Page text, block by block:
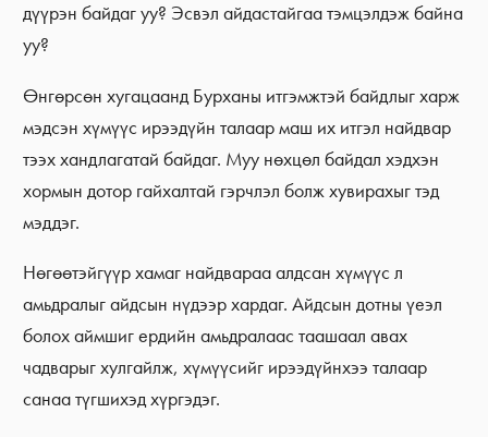
дүүрэн байдаг уу? Эсвэл айдастайгаа тэмцэлдэж байна
уу?
Өнгөрсөн хугацаанд Бурханы итгэмжтэй байдлыг харж
мэдсэн хүмүүс ирээдүйн талаар маш их итгэл найдвар
тээх хандлагатай байдаг. Муу нөхцөл байдал хэдхэн
хормын дотор гайхалтай гэрчлэл болж хувирахыг тэд
мэддэг.
Нөгөөтэйгүүр хамаг найдвараа алдсан хүмүүс л
амьдралыг айдсын нүдээр хардаг. Айдсын дотны үеэл
болох аймшиг ердийн амьдралаас таашаал авах
чадварыг хулгайлж, хүмүүсийг ирээдүйнхээ талаар
санаа түгшихэд хүргэдэг.